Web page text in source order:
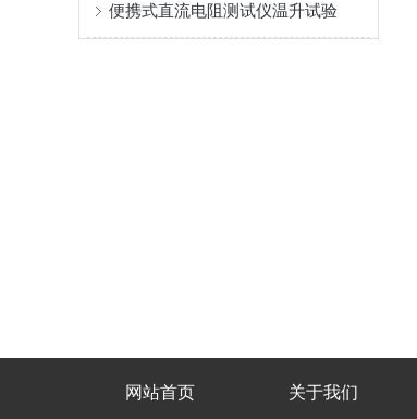
便携式直流电阻测试仪温升试验
网站首页 关于我们